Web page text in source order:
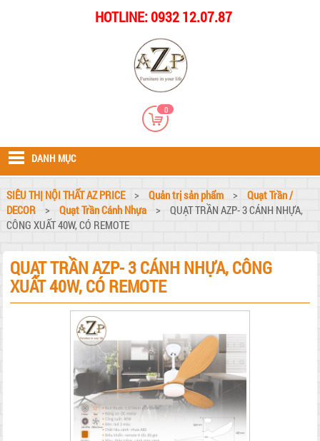
HOTLINE: 0932 12.07.87
0
DANH MỤC
SIÊU THỊ NỘI THẤT AZ PRICE > Quản trị sản phẩm >
Quạt Trần /
DECOR
> Quạt Trần Cánh Nhựa >
QUẠT TRẦN AZP- 3 CÁNH NHỰA,
CÔNG XUẤT 40W, CÓ REMOTE
QUẠT TRẦN AZP- 3 CÁNH NHỰA, CÔNG
XUẤT 40W, CÓ REMOTE